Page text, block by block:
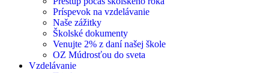
Príspevok na vzdelávanie
Naše zážitky
Školské dokumenty
Venujte 2% z daní našej škole
OZ Múdrosťou do sveta
Vzdelávanie